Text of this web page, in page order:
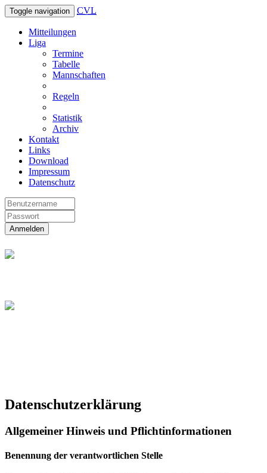
Toggle navigation CVL
Mitteilungen
Liga
Termine
Tabelle
Mannschaften
Regeln
Statistik
Archiv
Kontakt
Links
Download
Impressum
Datenschutz
Anmelden
Datenschutzerklärung
Allgemeiner Hinweis und Pflichtinformationen
Benennung der verantwortlichen Stelle